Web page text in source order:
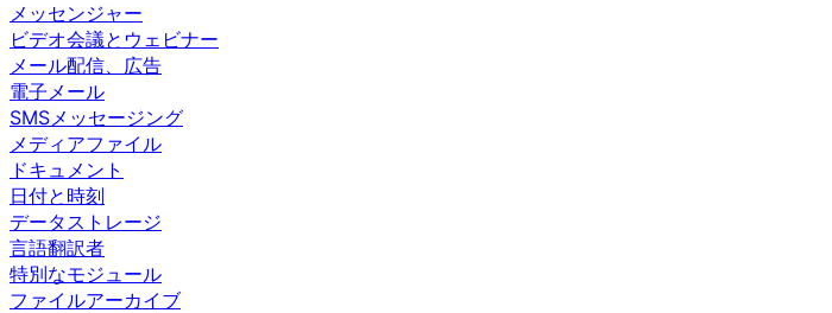
メッセンジャー
ビデオ会議とウェビナー
メール配信、広告
電子メール
SMSメッセージング
メディアファイル
ドキュメント
日付と時刻
データストレージ
言語翻訳者
特別なモジュール
ファイルアーカイブ